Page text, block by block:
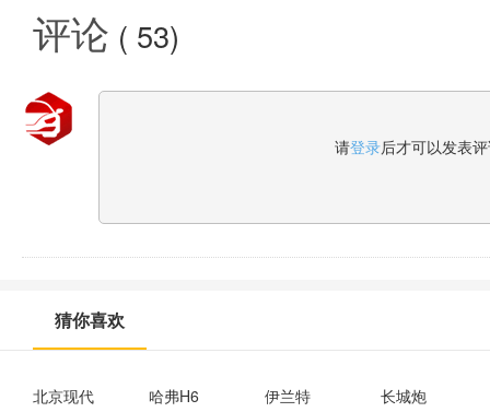
评论 ( 53)
请登录后才可以发表
猜你喜欢
北京现代 哈弗H6 伊兰特 长城炮